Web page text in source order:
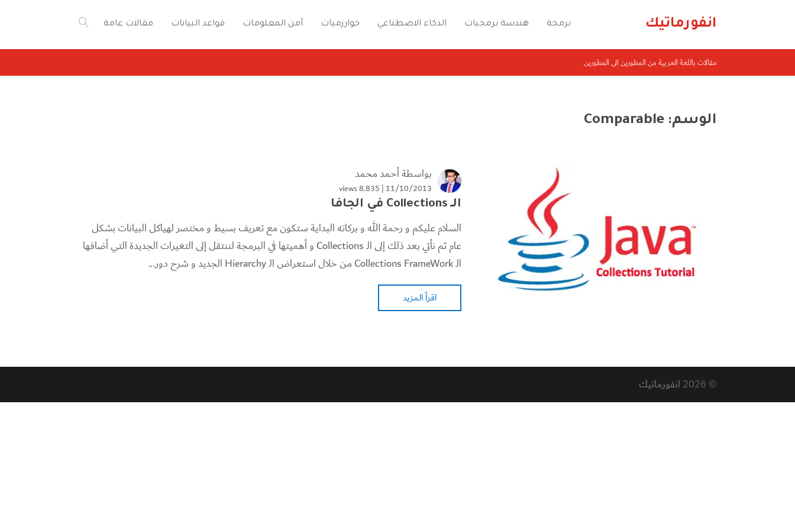
انفورماتيك برمجة هندسة برمجيات الذكاء الاصطناعي خوارزميات أمن المعلومات قواعد البيانات مقالات عامة
مقالات باللغة العربية من المطورين الى المطورين
الوسم: Comparable
بواسطةأحمد محمد
11/10/2013 | 8٬835 views
الــ Collections في الجافا
السلام عليكم و رحمة الله و بركاته البداية ستكون مع تعريف بسيط و مختصر لهياكل البيانات بشكل
عام ثم نأتي بعد ذلك إلى الـ Collections و أهميتها في البرمجة لننتقل إلى التغيرات الجديدة التي أضافها
الـ Collections FrameWork من خلال استعراض الـ Hierarchy الجديد و شرح دور...
اقرأ المزيد
© 2026 انفورماتيك